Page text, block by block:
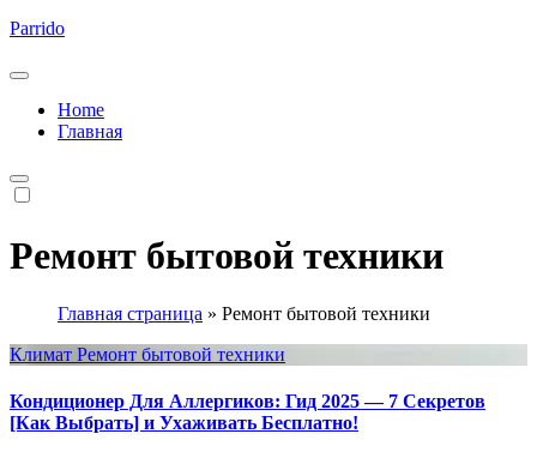
Parrido
Home
Главная
Ремонт бытовой техники
Главная страница » Ремонт бытовой техники
Климат Ремонт бытовой техники
Кондиционер Для Аллергиков: Гид 2025 — 7 Секретов
[Как Выбрать] и Ухаживать Бесплатно!